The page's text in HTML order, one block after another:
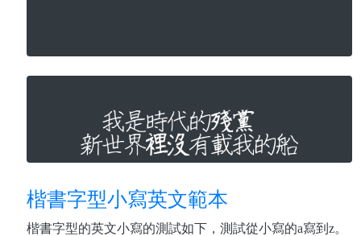
楷書字型小寫英文範本
楷書字型的英文小寫的測試如下，測試從小寫的a寫到z。